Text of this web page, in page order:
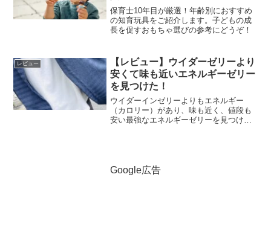
保育士10年目が厳選！年齢別におすすめ
の知育玩具をご紹介します。子どもの成
長を促すおもちゃ選びの参考にどうぞ！
レビュー
【レビュー】ウイダーゼリーより
安くて味も近いエネルギーゼリー
を見つけた！
ウイダーインゼリーよりもエネルギー
（カロリー）があり、味も近く、値段も
安い最強なエネルギーゼリーを見つけま
Google広告